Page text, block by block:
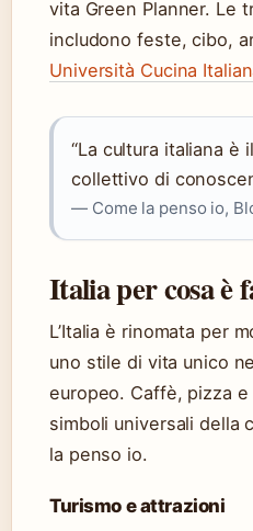
vita Green Planner. Le
includono feste, cibo,
Università Cucina
“La cultura italiana è
collettivo di
— Come la penso io,
Italia per cosa è
L’Italia è rinomata per
uno stile di vita unico
europeo. Caffè, pizza
simboli universali della
la penso io.
Turismo e attrazioni